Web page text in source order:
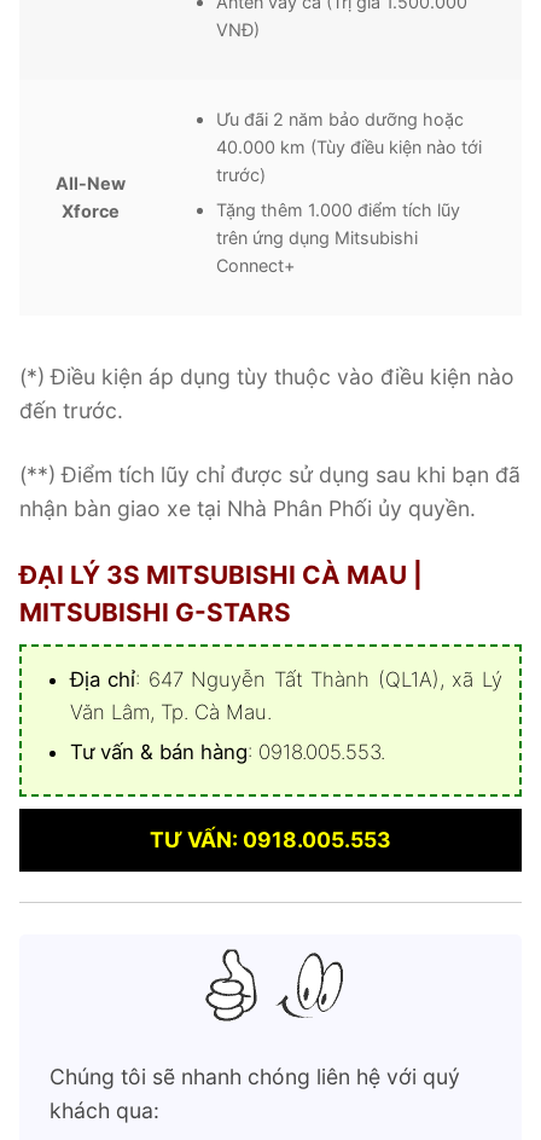
VNĐ)
All-New
Xforce
Ưu đãi 2 năm bảo dưỡng hoặc
40.000 km (Tùy điều kiện nào tới
trước)
Tặng thêm 1.000 điểm tích lũy
trên ứng dụng Mitsubishi
Connect+
(*) Điều kiện áp dụng tùy thuộc vào điều kiện nào
đến trước.
(**) Điểm tích lũy chỉ được sử dụng sau khi bạn đã
nhận bàn giao xe tại Nhà Phân Phối ủy quyền.
ĐẠI LÝ 3S MITSUBISHI CÀ MAU |
MITSUBISHI G-STARS
Địa chỉ: 647 Nguyễn Tất Thành (QL1A), xã Lý
Văn Lâm, Tp. Cà Mau.
Tư vấn & bán hàng: 0918.005.553.
TƯ VẤN: 0918.005.553
Chúng tôi sẽ nhanh chóng liên hệ với quý
khách qua: